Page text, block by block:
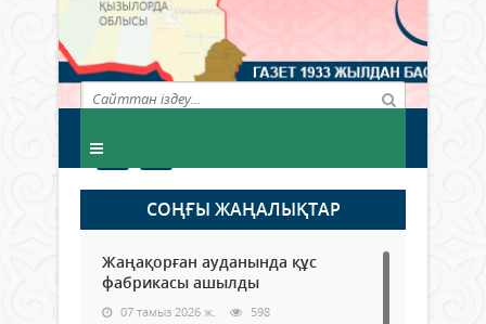
СОҢҒЫ ЖАҢАЛЫҚТАР
Жаңақорған ауданында құс
фабрикасы ашылды
07 тамыз 2026 ж. 598